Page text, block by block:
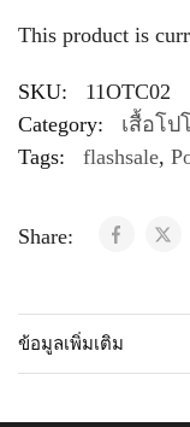
This product is
SKU:
11OTC02
Category:
เสื้อโป
Tags:
flashsale,
Share:
ข้อมูลเพิ่มเติม